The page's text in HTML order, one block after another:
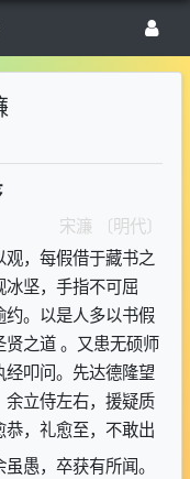
宋濂 〔明代〕
，每假借于藏书之
坚，手指不可屈
。以是人多以书假
之道 。又患无硕师
叩问。先达德隆望
立侍左右，援疑质
，礼愈至，不敢出
愚，卒获有所闻。